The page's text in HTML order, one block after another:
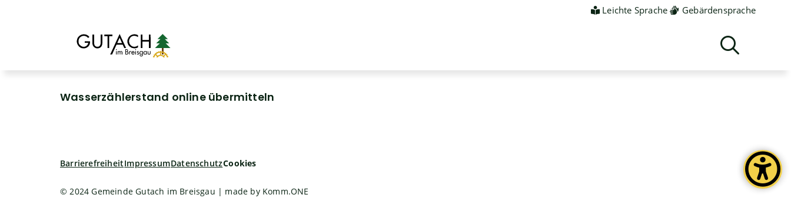
Leichte Sprache Gebärdensprache
Wasserzählerstand online übermitteln
BarrierefreiheitImpressumDatenschutzCookies
© 2024 Gemeinde Gutach im Breisgau | made by Komm.ONE